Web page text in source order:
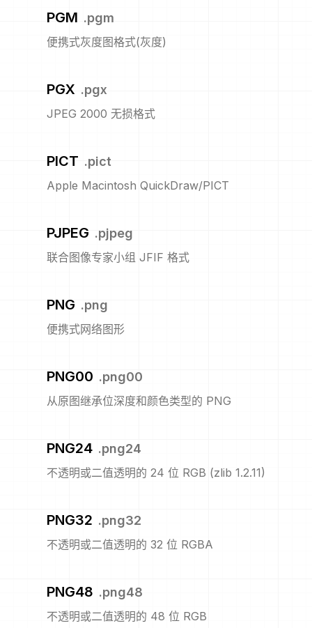
PGM .pgm
便携式灰度图格式(灰度)
PGX .pgx
JPEG 2000 无损格式
PICT .pict
Apple Macintosh QuickDraw/PICT
PJPEG .pjpeg
联合图像专家小组 JFIF 格式
PNG .png
便携式网络图形
PNG00 .png00
从原图继承位深度和颜色类型的 PNG
PNG24 .png24
不透明或二值透明的 24 位 RGB (zlib 1.2.11)
PNG32 .png32
不透明或二值透明的 32 位 RGBA
PNG48 .png48
不透明或二值透明的 48 位 RGB